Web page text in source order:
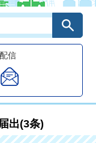
信
出(3条)